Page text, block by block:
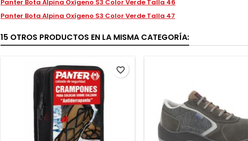
Panter Bota Alpina Oxígeno S3 Color Verde Talla 46
Panter Bota Alpina Oxígeno S3 Color Verde Talla 47
15 OTROS PRODUCTOS EN LA MISMA CATEGORÍA:
favorite_border